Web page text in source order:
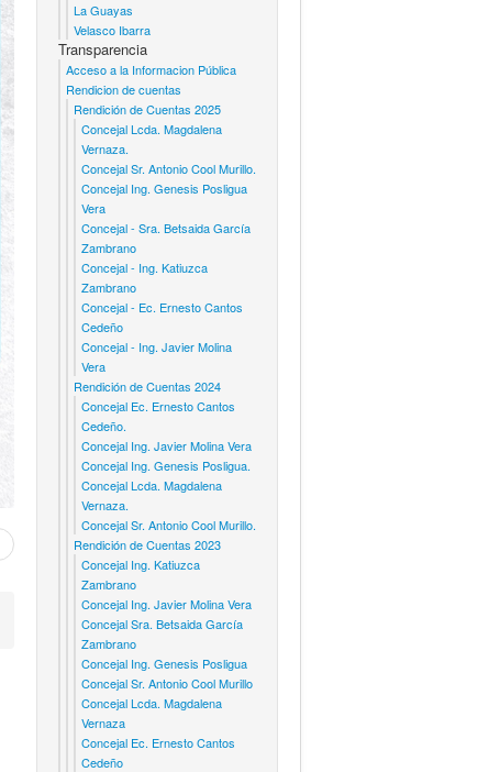
La Guayas
Velasco Ibarra
Transparencia
Acceso a la Informacion Pública
Rendicion de cuentas
Rendición de Cuentas 2025
Concejal Lcda. Magdalena
Vernaza.
Concejal Sr. Antonio Cool Murillo.
Concejal Ing. Genesis Posligua
Vera
Concejal - Sra. Betsaida García
Zambrano
Concejal - Ing. Katiuzca
Zambrano
Concejal - Ec. Ernesto Cantos
Cedeño
Concejal - Ing. Javier Molina
Vera
Rendición de Cuentas 2024
Concejal Ec. Ernesto Cantos
Cedeño.
Concejal Ing. Javier Molina Vera
Concejal Ing. Genesis Posligua.
Concejal Lcda. Magdalena
Vernaza.
Concejal Sr. Antonio Cool Murillo.
Rendición de Cuentas 2023
Concejal Ing. Katiuzca
Zambrano
Concejal Ing. Javier Molina Vera
Concejal Sra. Betsaida García
Zambrano
Concejal Ing. Genesis Posligua
Concejal Sr. Antonio Cool Murillo
Concejal Lcda. Magdalena
Vernaza
Concejal Ec. Ernesto Cantos
Cedeño